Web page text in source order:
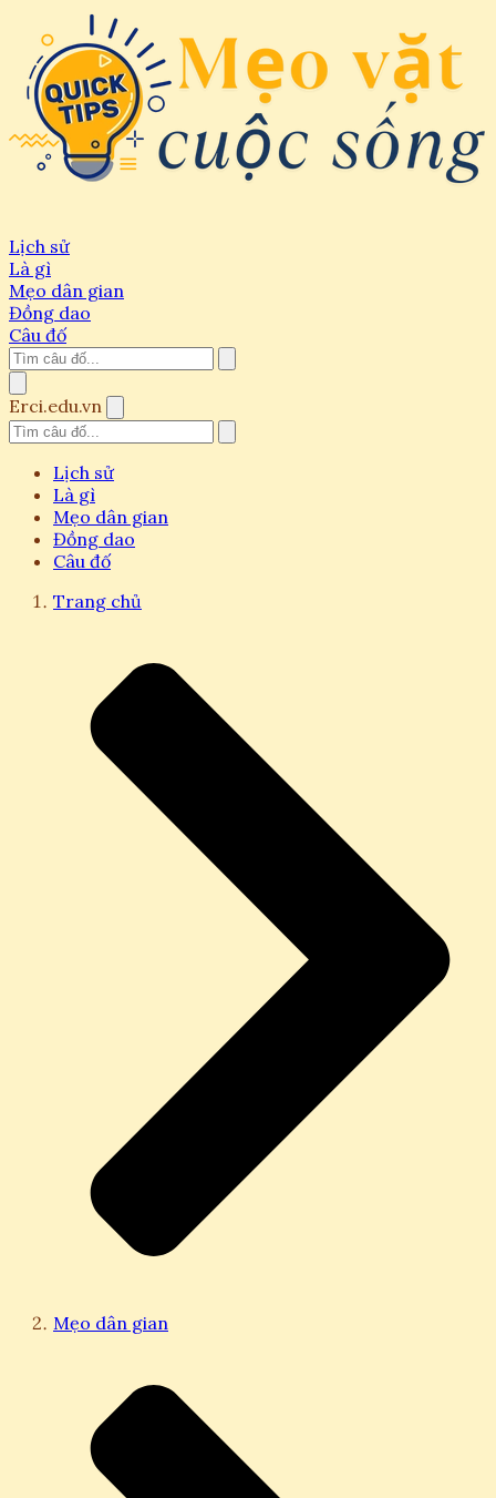
Lịch sử
Là gì
Mẹo dân gian
Đồng dao
Câu đố
Erci.edu.vn
Lịch sử
Là gì
Mẹo dân gian
Đồng dao
Câu đố
Trang chủ
Mẹo dân gian